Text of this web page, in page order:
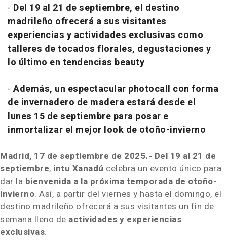
- Del 19 al 21 de septiembre, el destino
madrileño ofrecerá a sus visitantes
experiencias y actividades exclusivas como
talleres de tocados florales, degustaciones y
lo último en tendencias beauty
- Además, un espectacular photocall con forma
de invernadero de madera estará desde el
lunes 15 de septiembre para posar e
inmortalizar el mejor look de otoño-invierno
Madrid, 17 de septiembre de 2025.- Del 19 al 21 de
septiembre, intu Xanadú celebra un evento único para
dar la bienvenida a la próxima temporada de otoño-
invierno. Así, a partir del viernes y hasta el domingo, el
destino madrileño ofrecerá a sus visitantes un fin de
semana lleno de actividades y experiencias
exclusivas.